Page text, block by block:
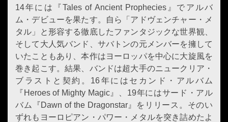
14年には『Tales of Ancient Prophecies』でアルバ
ム・デビューを果たす。自ら「アドヴェンチャー・メ
タル」と形容する徹底したファンタジックな世界観、
そして大人気バンド、サバトンの元メンバーを擁して
いたこともあり、本作はヨーロッパを中心に大旋風を
巻き起こす。結果、バンドは超大手のニュークリア・
ブラストと契約。16年にはセカンド・アルバム
『Heroes of Mighty Magic』、19年にはサード・アル
バム『Dawn of the Dragonstar』をリリース。そのい
ずれもヨーロピアン・パワー・メタルを突き詰めたよ